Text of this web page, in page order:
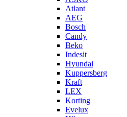
Atlant
AEG
Bosch
Candy
Beko
Indesit
Hyundai
Kuppersberg
Kraft
LEX
Korting
Evelux